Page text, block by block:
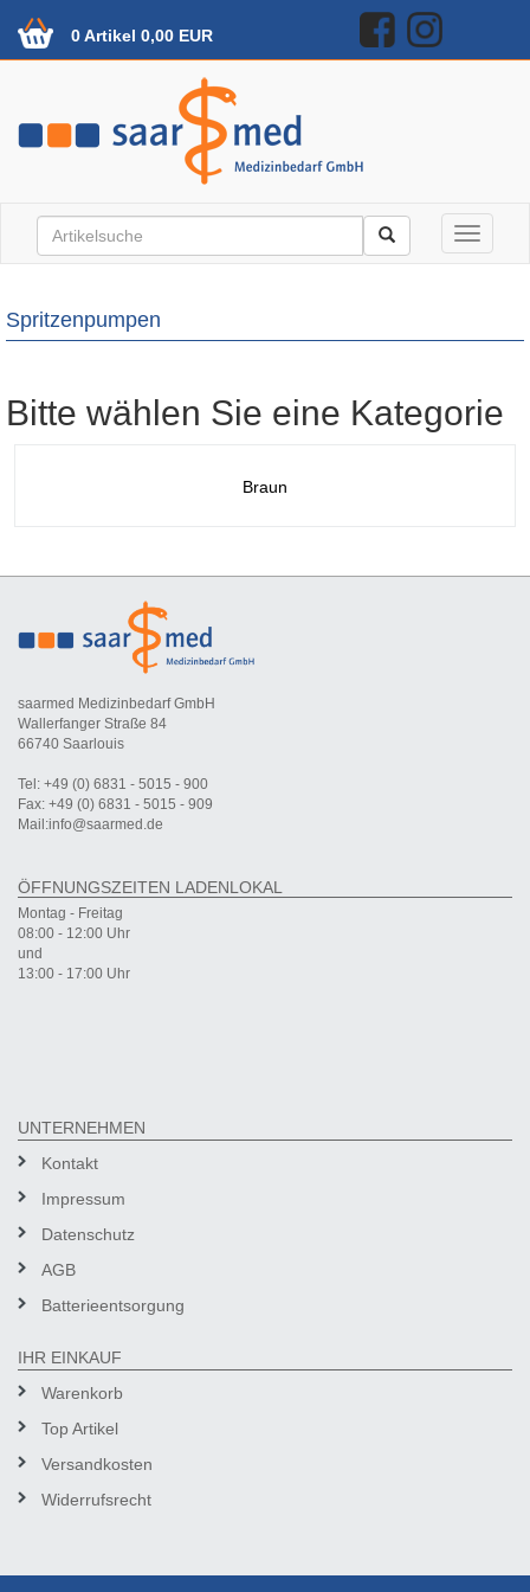
0 Artikel 0,00 EUR
Toggle
Spritzenpumpen
Bitte wählen Sie eine Kategorie
Braun
saarmed Medizinbedarf GmbH
Wallerfanger Straße 84
66740 Saarlouis
Tel: +49 (0) 6831 - 5015 - 900
Fax: +49 (0) 6831 - 5015 - 909
Mail:info@saarmed.de
ÖFFNUNGSZEITEN LADENLOKAL
Montag - Freitag
08:00 - 12:00 Uhr
und
13:00 - 17:00 Uhr
UNTERNEHMEN
Kontakt
Impressum
Datenschutz
AGB
Batterieentsorgung
IHR EINKAUF
Warenkorb
Top Artikel
Versandkosten
Widerrufsrecht